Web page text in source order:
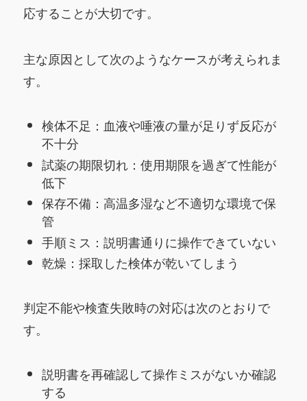
応することが大切です。
主な原因として次のようなケースが考えられま
す。
検体不足：血液や唾液の量が足りず反応が
不十分
試薬の期限切れ：使用期限を過ぎて性能が
低下
保存不備：高温多湿など不適切な環境で保
管
手順ミス：説明書通りに操作できていない
乾燥：採取した検体が乾いてしまう
判定不能や検査失敗時の対応は次のとおりで
す。
説明書を再確認して操作ミスがないか確認
する